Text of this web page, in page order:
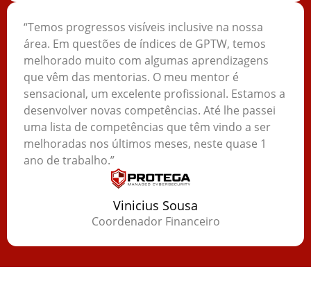
“Temos progressos visíveis inclusive na nossa
área. Em questões de índices de GPTW, temos
melhorado muito com algumas aprendizagens
que vêm das mentorias. O meu mentor é
sensacional, um excelente profissional. Estamos a
desenvolver novas competências. Até lhe passei
uma lista de competências que têm vindo a ser
melhoradas nos últimos meses, neste quase 1
ano de trabalho.”
Vinicius Sousa
Coordenador Financeiro